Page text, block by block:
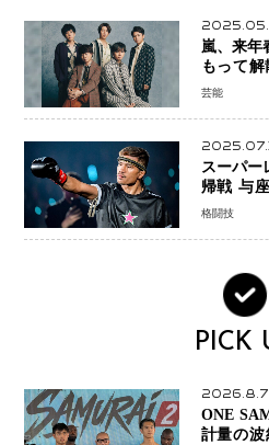
嵐、来年
もって
月末で活
芸能
スーパー
帰戦 与
ての技術
格闘技
PICK
2026.8.7
ONE
計量の